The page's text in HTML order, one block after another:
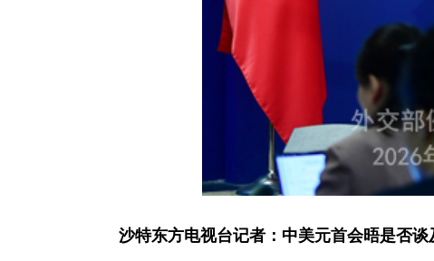
沙特东方电视台记者：中美元首会晤是否